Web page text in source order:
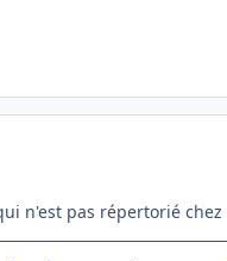
n'est pas répertorié